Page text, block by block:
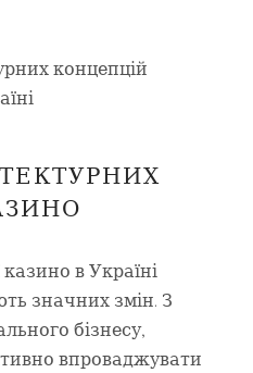
концепцій
казино в Україні
значних змін. З
бізнесу,
впроваджувати